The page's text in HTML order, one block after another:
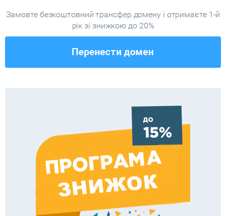
Замовте безкоштовний трансфер домену і отримаєте 1-й
рік зі знижкою до 20%